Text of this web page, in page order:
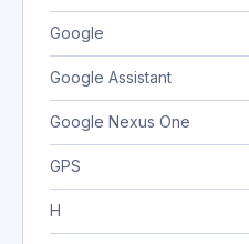
Google
Google Assistant
Google Nexus One
GPS
H